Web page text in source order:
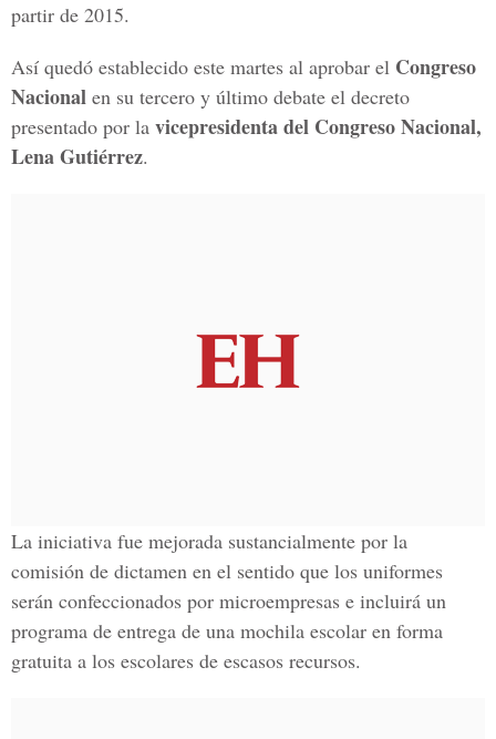
partir de 2015.
Así quedó establecido este martes al aprobar el Congreso
Nacional en su tercero y último debate el decreto
presentado por la vicepresidenta del Congreso Nacional,
Lena Gutiérrez.
La iniciativa fue mejorada sustancialmente por la
comisión de dictamen en el sentido que los uniformes
serán confeccionados por microempresas e incluirá un
programa de entrega de una mochila escolar en forma
gratuita a los escolares de escasos recursos.